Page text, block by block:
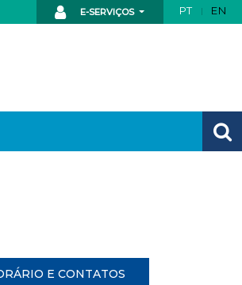
E-SERVIÇOS PT EN
E CONTATOS